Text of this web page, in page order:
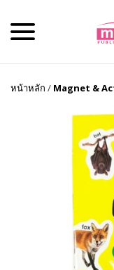
หน้าหลัก / Magnet &